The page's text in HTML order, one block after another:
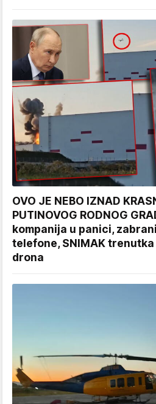
OVO JE NEBO IZNAD
PUTINOVOG RODNOG
kompanija u panici,
telefone, SNIMAK
drona